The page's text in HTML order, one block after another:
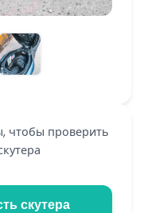
чтобы проверить
скутера